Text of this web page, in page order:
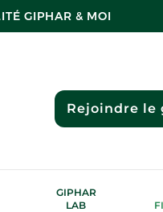
GIPHAR & MOI
Rejoindre le
GIPHAR
LAB